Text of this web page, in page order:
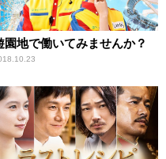
園地で働いてみませんか？